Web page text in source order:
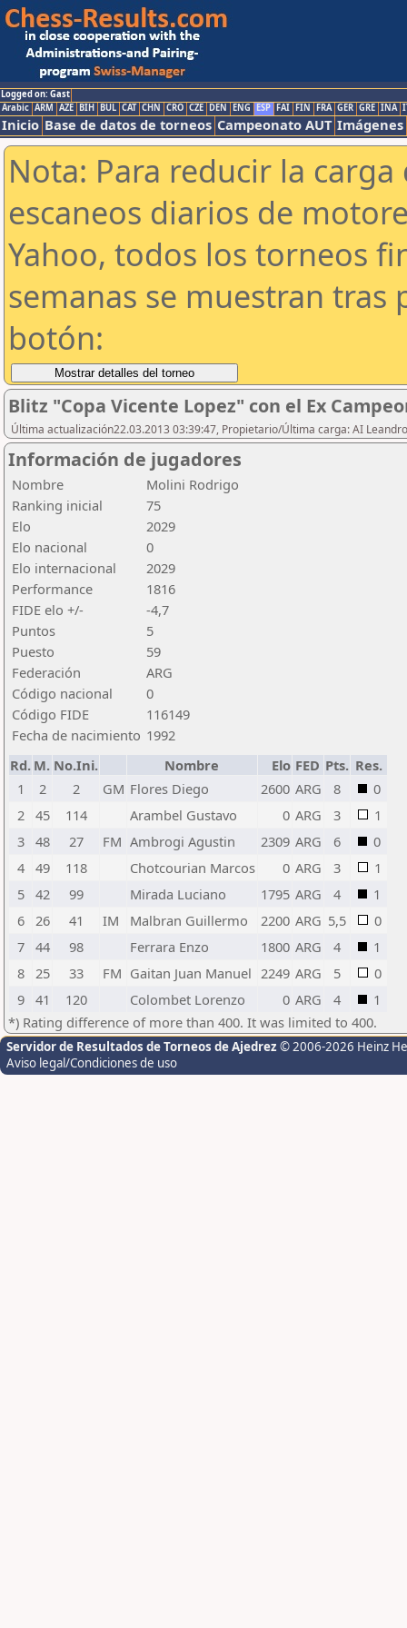
Logged on: Gast
Arabic ARM AZE BIH BUL CAT CHN CRO CZE DEN ENG ESP FAI FIN FRA GER GRE INA
Inicio Base de datos de torneos Campeonato AUT Imágenes
Nota: Para reducir la
escaneos diarios de
Yahoo, todos los torneos
semanas se muestran tras
botón:
Blitz "Copa Vicente Lopez" con el Ex
Última actualización22.03.2013 03:39:47, Propietario/Última carga: AI
Información de jugadores
Nombre
Molini Rodrigo
Ranking inicial
75
Elo
2029
Elo nacional
0
Elo internacional
2029
Performance
1816
FIDE elo +/-
-4,7
Puntos
5
Puesto
59
Federación
ARG
Código nacional
0
Código FIDE
116149
Fecha de nacimiento 1992
Rd. M. No.Ini. Nombre Elo FED Pts. Res.
1
2 2 GM Flores Diego 2600 ARG 8
0
2 45 114 Arambel Gustavo 0 ARG 3
1
3 48 27 FM Ambrogi Agustin 2309 ARG 6
0
4 49 118 Chotcourian Marcos 0 ARG 3
1
5 42 99 Mirada Luciano 1795 ARG 4
1
6 26 41 IM Malbran Guillermo 2200 ARG 5,5
0
7 44 98 Ferrara Enzo 1800 ARG 4
1
8 25 33 FM Gaitan Juan Manuel 2249 ARG 5
0
9 41 120 Colombet Lorenzo 0 ARG 4
1
*) Rating difference of more than 400. It was limited to 400.
Servidor de Resultados de Torneos de Ajedrez © 2006-2026 Heinz
Aviso legal/Condiciones de uso